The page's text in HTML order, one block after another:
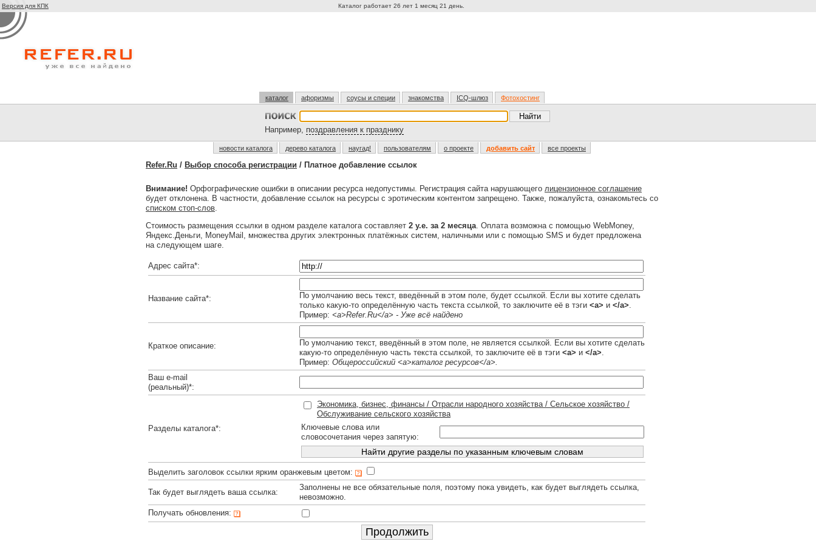
Версия для КПК Каталог работает 26 лет 1 месяц 21 день.
каталог афоризмы соусы и специи знакомства ICQ-шлюз Фотохостинг
Например, поздравления к празднику
новости каталога дерево каталога наугад! пользователям о проекте добавить сайт все проекты
Refer.Ru / Выбор способа регистрации / Платное добавление ссылок
Внимание! Орфографические ошибки в описании ресурса недопустимы. Регистрация сайта нарушающего лицензионное соглашение
будет отклонена. В частности, добавление ссылок на ресурсы с эротическим контентом запрещено. Также, пожалуйста, ознакомьтесь со
списком стоп-слов
Стоимость размещения ссылки в одном разделе каталога составляет 2 у.е. за 2 месяца . Оплата возможна с помощью WebMoney,
Яндекс.Деньги, MoneyMail, множества других электронных платёжных систем, наличными или с помощью SMS и будет предложена
на следующем шаге.
Адрес сайта*:
Название сайта*:
По умолчанию весь текст, введённый в этом поле, будет ссылкой. Если вы хотите сделать
только какую-то определённую часть текста ссылкой, то заключите её в тэги <a> и </a>.
Пример: <a>Refer.Ru</a> - Уже всё найдено
Краткое описание:
По умолчанию текст, введённый в этом поле, не является ссылкой. Если вы хотите сделать
какую-то определённую часть текста ссылкой, то заключите её в тэги <a> и </a>.
Пример: Общероссийский <a>каталог ресурсов</a>.
Ваш e-mail
(реальный)*:
Разделы каталога*:
Экономика, бизнес, финансы / Отрасли народного хозяйства / Сельское хозяйство /
Обслуживание сельского хозяйства
Ключевые слова или
словосочетания через запятую:
Выделить заголовок ссылки ярким оранжевым цветом:
Так будет выглядеть ваша ссылка:
Заполнены не все обязательные поля, поэтому пока увидеть, как будет выглядеть ссылка,
невозможно.
Получать обновления: